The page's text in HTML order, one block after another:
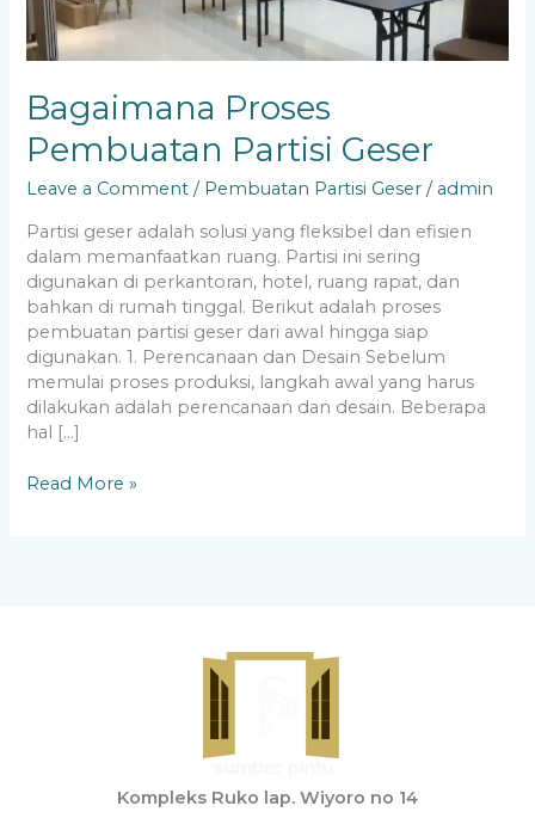
Bagaimana Proses
Pembuatan Partisi Geser
Leave a Comment / Pembuatan Partisi Geser / admin
Partisi geser adalah solusi yang fleksibel dan efisien
dalam memanfaatkan ruang. Partisi ini sering
digunakan di perkantoran, hotel, ruang rapat, dan
bahkan di rumah tinggal. Berikut adalah proses
pembuatan partisi geser dari awal hingga siap
digunakan. 1. Perencanaan dan Desain Sebelum
memulai proses produksi, langkah awal yang harus
dilakukan adalah perencanaan dan desain. Beberapa
hal […]
Read More »
Kompleks Ruko lap. Wiyoro no 14